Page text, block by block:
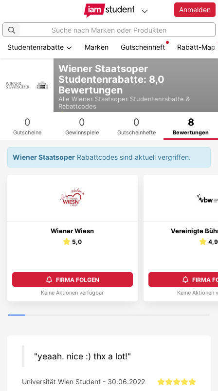
springen
Anmelden
Studentenrabatte Marken Gutscheinheft Rabatt-Map
Wiener Staatsoper
Studentenrabatte: 8,0
Bewertungen
Alle Wiener Staatsoper Studentenrabatte &
Rabattcodes
0
Gutscheine
0
Gewinnspiele
0
Gutscheinhefte
8
Bewertungen
Wiener Staatsoper Rabattcodes sind aktuell vergriffen.
Wiener Wiesn
5,0
FIRMA FOLGEN
Keine Aktionen verfügbar
Vereinigte
4,9
FIRMA
Keine Aktionen
yeaah. nice :) thx a lot!
Universität Wien Student - 30.06.2022